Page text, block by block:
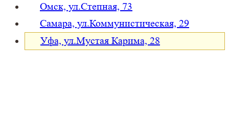
Омск, ул.Степная, 73
Самара, ул.Коммунистическая, 29
Уфа, ул.Мустая Карима, 28